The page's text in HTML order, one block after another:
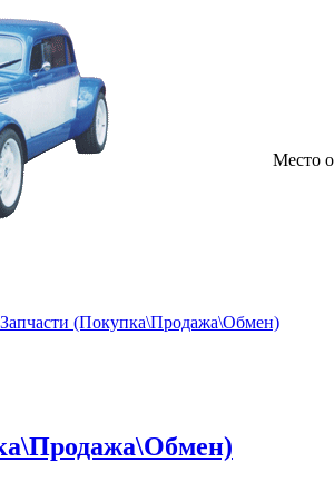
Место
Запчасти (Покупка\Продажа\Обмен)